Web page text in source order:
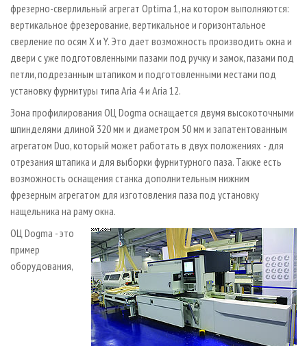
фрезерно-сверлильный агрегат Optima 1, на котором выполняются:
вертикальное фрезерование, вертикальное и горизонтальное
сверление по осям X и Y. Это дает возможность производить окна и
двери с уже подготовленными пазами под ручку и замок, пазами под
петли, подрезанным штапиком и подготовленными местами под
установку фурнитуры типа Aria 4 и Aria 12.
Зона профилирования ОЦ Dogma оснащается двумя высокоточными
шпинделями длиной 320 мм и диаметром 50 мм и запатентованным
агрегатом Duo, который может работать в двух положениях - для
отрезания штапика и для выборки фурнитурного паза. Также есть
возможность оснащения станка дополнительным нижним
фрезерным агрегатом для изготовления паза под установку
нащельника на раму окна.
ОЦ Dogma - это
пример
оборудования,